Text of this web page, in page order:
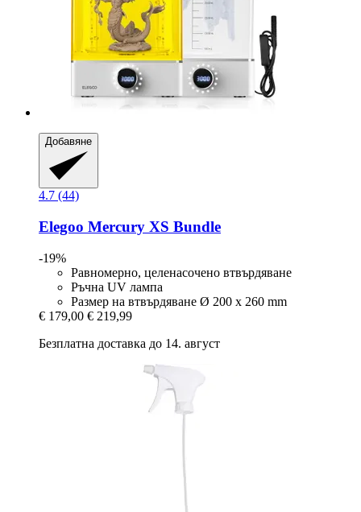
Добавяне
4.7 (44)
Elegoo Mercury XS Bundle
-19%
Равномерно, целенасочено втвърдяване
Ръчна UV лампа
Размер на втвърдяване Ø 200 x 260 mm
€ 179,00 € 219,99
Безплатна доставка до 14. август